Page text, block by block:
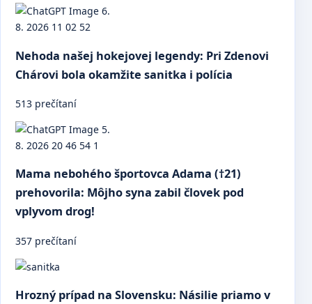
Nehoda našej hokejovej legendy: Pri Zdenovi
Chárovi bola okamžite sanitka i polícia
513 prečítaní
Mama nebohého športovca Adama (†21)
prehovorila: Môjho syna zabil človek pod
vplyvom drog!
357 prečítaní
Hrozný prípad na Slovensku: Násilie priamo v